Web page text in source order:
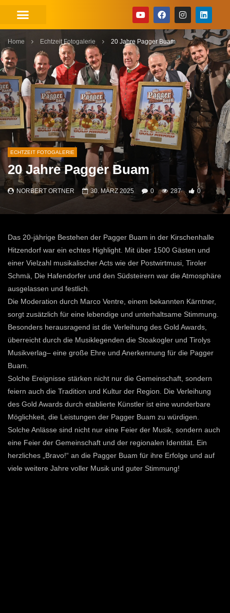
Home Echtzeit Fotogalerie 20 Jahre Pagger Buam
ECHTZEIT FOTOGALERIE
20 Jahre Pagger Buam
NORBERT ORTNER 30. MÄRZ 2025 0 287 0
Das 20-jährige Bestehen der Pagger Buam in der Kirschenhalle
Hitzendorf war ein echtes Highlight. Mit über 1500 Gästen und
einer Vielzahl musikalischer Acts wie der Postwirtmusi, Tiroler
Schmä, Die Hafendorfer und den Südsteirern war die Atmosphäre
ausgelassen und festlich.
Die Moderation durch Marco Ventre, einem bekannten Kärntner,
sorgt zusätzlich für eine lebendige und unterhaltsame Stimmung.
Besonders herausragend ist die Verleihung des Gold Awards,
überreicht durch die Musiklegenden die Stoakogler und Tirolys
Musikverlag– eine große Ehre und Anerkennung für die Pagger
Buam.
Solche Ereignisse stärken nicht nur die Gemeinschaft, sondern
feiern auch die Tradition und Kultur der Region. Die Verleihung
des Gold Awards durch etablierte Künstler ist eine wunderbare
Möglichkeit, die Leistungen der Pagger Buam zu würdigen.
Solche Anlässe sind nicht nur eine Feier der Musik, sondern auch
eine Feier der Gemeinschaft und der regionalen Identität. Ein
herzliches „Bravo!“ an die Pagger Buam für ihre Erfolge und auf
viele weitere Jahre voller Musik und guter Stimmung!